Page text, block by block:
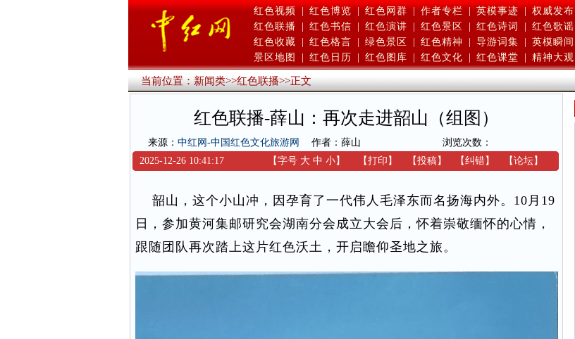
红色视频 | 红色博览 | 红色网群 | 作者专栏 | 英模事迹 | 权威发布
红色联播
红色书信 红色演讲 红色景区 红色诗词 红色歌谣
红色收藏
红色格言 绿色景区 红色精神 导游词集 英模瞬间
景区地图
红色日历 红色图库 红色文化 红色课堂 精神大观
当前位置：新闻类>>红色联播>>正文
红色联播-薛山：再次走进韶山（组图）
来源： 中红网-中国红色文化旅游网 作者：薛山
浏览次数：
2025-12-26 10:41:17
【字号 大 中 小】 【打印 】 【投稿】 【纠错】 【论坛】
韶山，这个小山冲，因孕育了一代伟人毛泽东而名扬海内外。10月19
日，参加黄河集邮研究会湖南分会成立大会后，怀着崇敬缅怀的心情，
跟随团队再次踏上这片红色沃土，开启瞻仰圣地之旅。